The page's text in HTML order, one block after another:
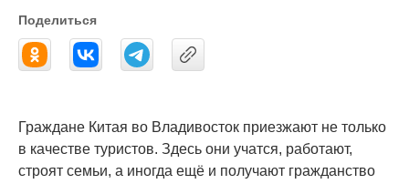
Поделиться
Граждане Китая во Владивосток приезжают не только
в качестве туристов. Здесь они учатся, работают,
строят семьи, а иногда ещё и получают гражданство